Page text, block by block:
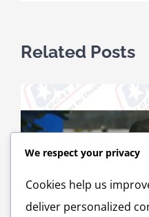
Related Posts
We respect your privacy
Cookies help us
deliver personalized